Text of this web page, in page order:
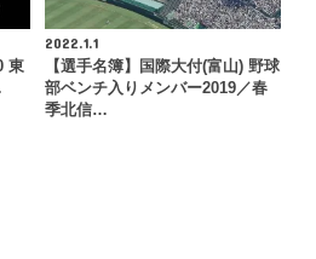
東
2022.1.1
【選手名簿】国際大付(富山) 野球
部ベンチ入りメンバー2019／春
季北信…